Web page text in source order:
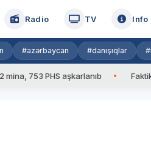
Radio TV Info
#azərbaycan #danışıqlar
PHS aşkarlanıb Faktiki